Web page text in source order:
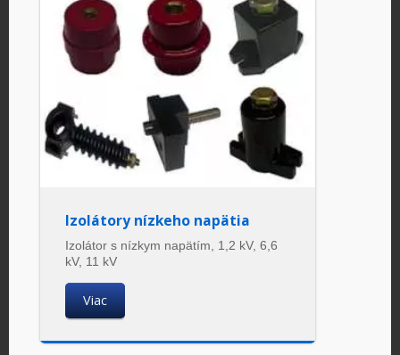
Izolátory nízkeho napätia
Izolátor s nízkym napätím, 1,2 kV, 6,6
kV, 11 kV
Viac